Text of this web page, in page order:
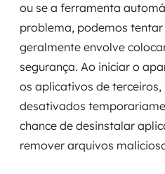
ou se a ferramenta
problema, podemos
geralmente envolve
segurança. Ao iniciar o
os aplicativos de
desativados
chance de desinstalar
remover arquivos